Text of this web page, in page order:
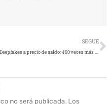
SEGUE
Deepfakes a precio de saldo: 400 veces más baratos en la darknet
no será publicada. Los